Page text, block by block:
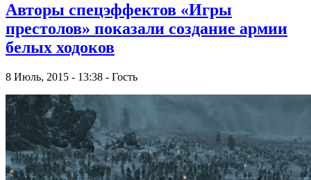
Авторы спецэффектов «Игры
престолов» показали создание армии
белых ходоков
8 Июль, 2015 - 13:38 - Гость